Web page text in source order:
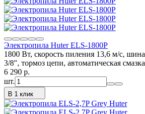
Электропила Huter ELS-1800P
1800 Вт, скорость пиления 13,6 м/с,
3/8", тормоз цепи, автоматическая смазка
6 290 p.
шт.
В 1 клик